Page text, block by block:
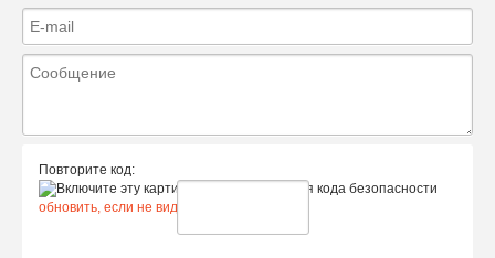
Повторите код:
обновить, если не виден код